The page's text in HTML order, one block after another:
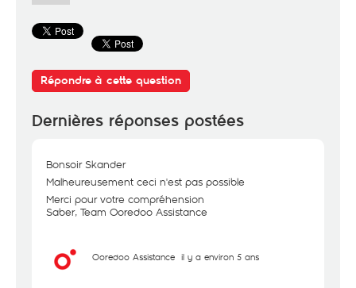
Répondre à cette question
Dernières réponses postées
Bonsoir Skander
Malheureusement ceci n'est pas possible
Merci pour votre compréhension
Saber, Team Ooredoo Assistance
Ooredoo Assistance il y a environ 5 ans